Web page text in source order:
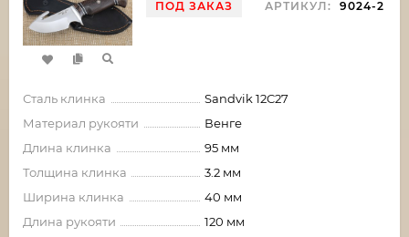
ПОД ЗАКАЗ АРТИКУЛ: 9024-2
Сталь клинка
Sandvik 12C27
Материал рукояти
Венге
Длина клинка
95 мм
Толщина клинка
3.2 мм
Ширина клинка
40 мм
Длина рукояти
120 мм